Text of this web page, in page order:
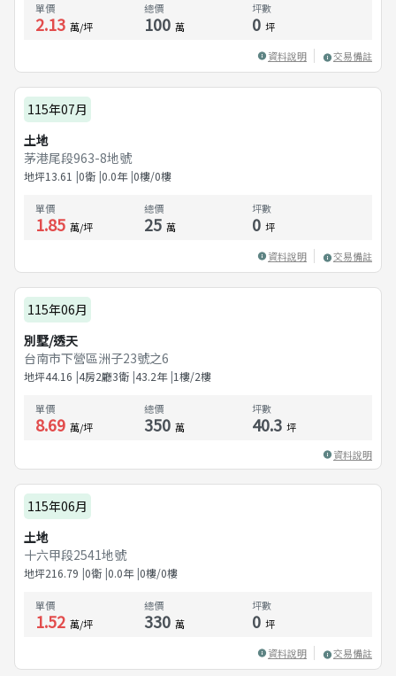
單價
2.13 萬/坪
總價
100 萬
坪數
0 坪
資料說明 交易備註
115年07月
土地
茅港尾段963-8地號
地坪13.61 0衛 0.0年 0樓/0樓
單價
1.85 萬/坪
總價
25 萬
坪數
0 坪
資料說明 交易備註
115年06月
別墅/透天
台南市下營區洲子23號之6
地坪44.16 4房2廳3衛 43.2年 1樓/2樓
單價
8.69 萬/坪
總價
350 萬
坪數
40.3 坪
資料說明
115年06月
土地
十六甲段2541地號
地坪216.79 0衛 0.0年 0樓/0樓
單價
1.52 萬/坪
總價
330 萬
坪數
0 坪
資料說明 交易備註